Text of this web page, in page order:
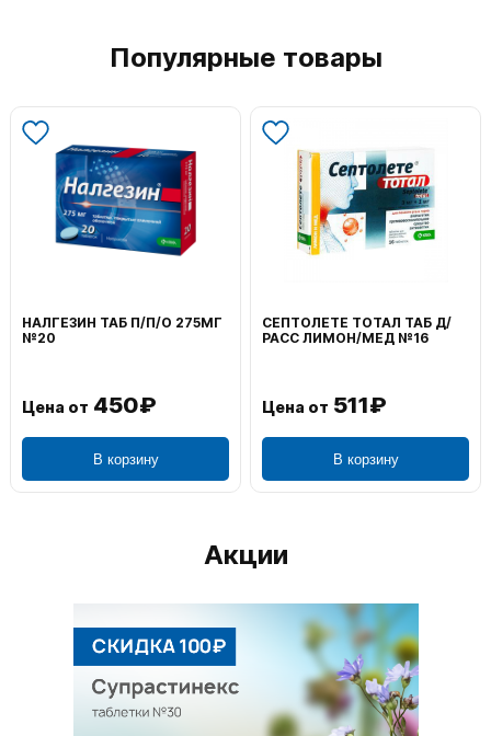
Популярные товары
НАЛГЕЗИН ТАБ П/П/О 275МГ
№20
Цена от 450₽
В корзину
СЕПТОЛЕТЕ ТОТАЛ ТАБ Д/
РАСС ЛИМОН/МЕД №16
Цена от 511₽
В корзину
Акции